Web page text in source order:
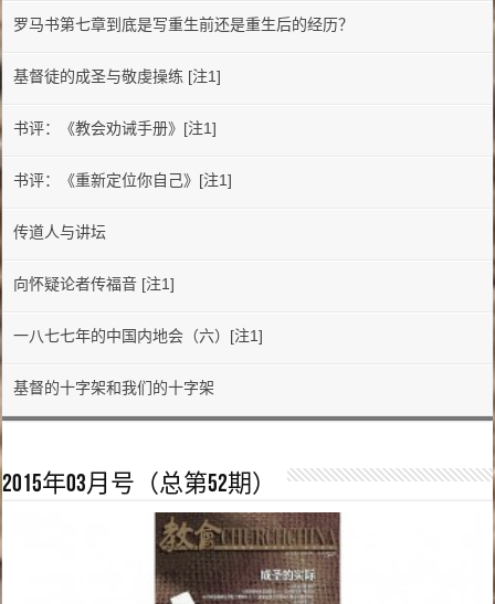
罗马书第七章到底是写重生前还是重生后的经历？
基督徒的成圣与敬虔操练 [注1]
书评：《教会劝诫手册》[注1]
书评：《重新定位你自己》[注1]
传道人与讲坛
向怀疑论者传福音 [注1]
一八七七年的中国内地会（六）[注1]
基督的十字架和我们的十字架
2015年03月号（总第52期）